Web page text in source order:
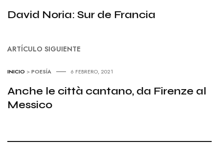
David Noria: Sur de Francia
ARTÍCULO SIGUIENTE
INICIO >POESÍA 6 FEBRERO, 2021
Anche le città cantano, da Firenze al
Messico